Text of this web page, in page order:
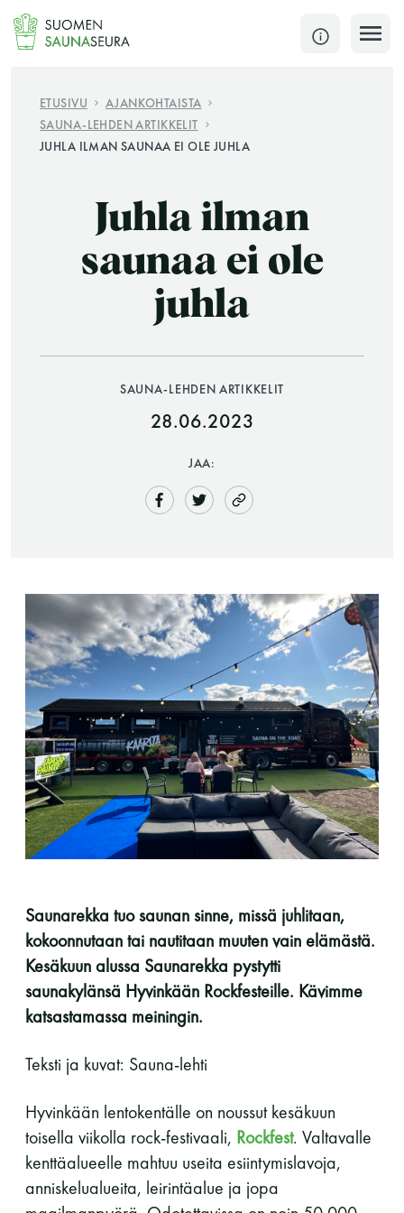
Siirry
sisältöön
SULJE
Jokaisen kuun 1. lauantai on jaettu ja jokaisen kuun
KATSO TARKEMMAT AUKIOLOAJAT
JÄSENSIVUT
Saunatalo on avoinna
myös helatorstaina
-Naisten päivät ovat maanantai ja
torstai
-Miesten päivät tiistai, keskiviikko,
perjantai ja lauantai
jaettu lauantai
Jäsen
Vieras jäsenen seurassa
25 €
Jäsenen lapsi 7-18 v.
ETUSIVU
AJANKOHTAISTA
SAUNA-LEHDEN ARTIKKELIT
JUHLA ILMAN SAUNAA EI OLE JUHLA
Juhla ilman
saunaa ei ole
juhla
SAUNA-LEHDEN ARTIKKELIT
28.06.2023
JAA:
Saunarekka tuo saunan sinne, missä juhlitaan,
kokoonnutaan tai nautitaan muuten vain elämästä.
Kesäkuun alussa Saunarekka pystytti
saunakylänsä Hyvinkään Rockfesteille. Kävimme
katsastamassa meiningin.
Teksti ja kuvat: Sauna-lehti
Hyvinkään lentokentälle on noussut kesäkuun
toisella viikolla rock-festivaali, Rockfest. Valtavalle
kenttäalueelle mahtuu useita esiintymislavoja,
anniskelualueita, leirintäalue ja jopa